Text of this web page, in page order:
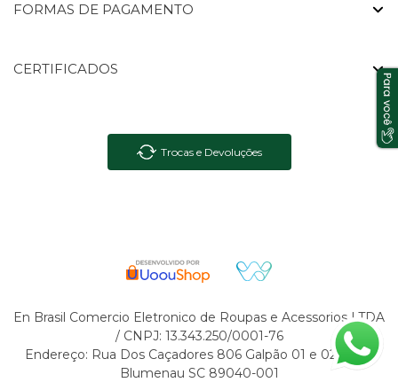
FORMAS DE PAGAMENTO
CERTIFICADOS
Trocas e Devoluções
En Brasil Comercio Eletronico de Roupas e Acessorios LTDA
/ CNPJ: 13.343.250/0001-76
Endereço: Rua Dos Caçadores 806 Galpão 01 e 02 Velha
Blumenau SC 89040-001